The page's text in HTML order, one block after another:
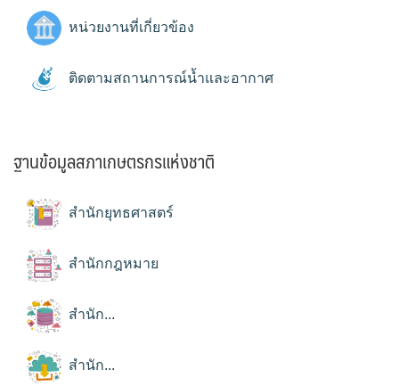
หน่วยงานที่เกี่ยวข้อง
ติดตามสถานการณ์น้ำและอากาศ
ฐานข้อมูลสภาเกษตรกรแห่งชาติ
สำนักยุทธศาสตร์
สำนักกฎหมาย
สำนัก...
สำนัก...